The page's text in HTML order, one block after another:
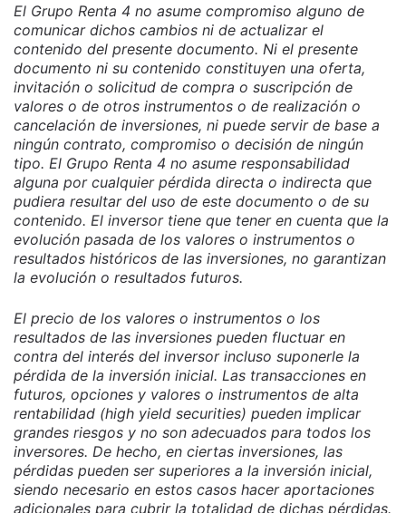
El Grupo Renta 4 no asume compromiso alguno de
comunicar dichos cambios ni de actualizar el
contenido del presente documento. Ni el presente
documento ni su contenido constituyen una oferta,
invitación o solicitud de compra o suscripción de
valores o de otros instrumentos o de realización o
cancelación de inversiones, ni puede servir de base a
ningún contrato, compromiso o decisión de ningún
tipo. El Grupo Renta 4 no asume responsabilidad
alguna por cualquier pérdida directa o indirecta que
pudiera resultar del uso de este documento o de su
contenido. El inversor tiene que tener en cuenta que la
evolución pasada de los valores o instrumentos o
resultados históricos de las inversiones, no garantizan
la evolución o resultados futuros.
El precio de los valores o instrumentos o los
resultados de las inversiones pueden fluctuar en
contra del interés del inversor incluso suponerle la
pérdida de la inversión inicial. Las transacciones en
futuros, opciones y valores o instrumentos de alta
rentabilidad (high yield securities) pueden implicar
grandes riesgos y no son adecuados para todos los
inversores. De hecho, en ciertas inversiones, las
pérdidas pueden ser superiores a la inversión inicial,
siendo necesario en estos casos hacer aportaciones
adicionales para cubrir la totalidad de dichas pérdidas.